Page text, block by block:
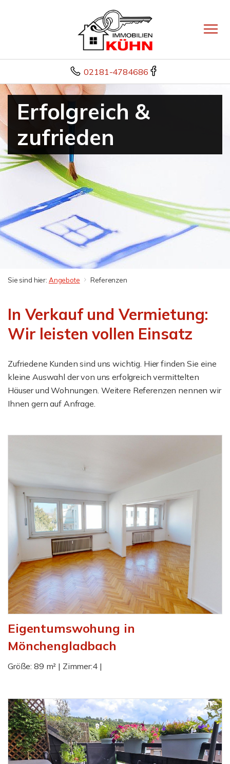
02181-4784686
Erfolgreich &
zufrieden
Sie sind hier: Angebote Referenzen
In Verkauf und Vermietung:
Wir leisten vollen Einsatz
Zufriedene Kunden sind uns wichtig. Hier finden Sie eine
kleine Auswahl der von uns erfolgreich vermittelten
Häuser und Wohnungen. Weitere Referenzen nennen wir
Ihnen gern auf Anfrage.
Eigentumswohung in
Mönchengladbach
Größe: 89 m² | Zimmer:4 |